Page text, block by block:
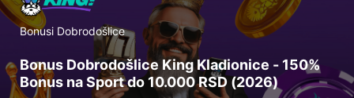
Bonusi Dobrodošlice
Bonus Dobrodošlice King Kladionice - 150%
Bonus na Sport do 10.000 RSD (2026)